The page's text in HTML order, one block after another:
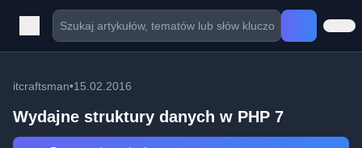
itcraftsman•15.02.2016
Wydajne struktury danych w PHP 7